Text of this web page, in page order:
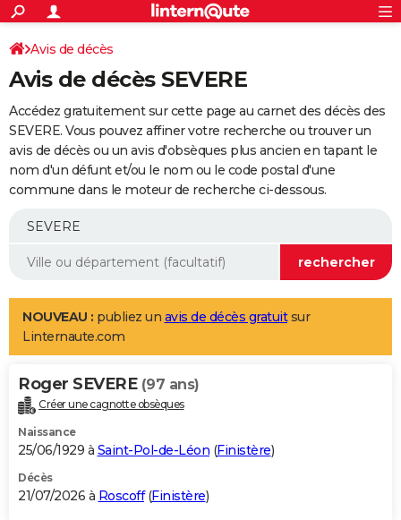
ACTUALITÉS
Politique
Société
Faits Divers
Education
Monde
Villes
+
SPORT
Coupe du monde 2026
Football
Tennis
Cyclisme
Rugby
Forum
Programme TV
TNT
Streaming
Cinéma
Sorties cinéma
Musique
+
FINANCE
Retraite
Epargne
Immobilier
Risques naturels par ville
Banque
Assurance
AUTO
Essais
Réserver un essai
Citadines
Berlines
SUV
Forum auto
+
Mobiles
Meilleur smartphone
Internet
Ordinateurs
Jeux vidéo
Guide high-tech
Aménagement intérieur
LIFESTYLE
Art de vivre
Bien-être
Loisirs
Mode
Modes de vie
Alimentation
Guide de la santé
Maladies
Médicaments
Sommeil
VOYAGE
Destinations
City break
Voyage nature
Voyage de noces
Forum
Climat
+PHOTO
GUIDES D'ACHAT
BONS PLANS
Avis de décès
Avis de décès SEVERE
Accédez gratuitement sur cette page au carnet des décès des
SEVERE. Vous pouvez affiner votre recherche ou trouver un
avis de décès ou un avis d'obsèques plus ancien en tapant le
nom d'un défunt et/ou le nom ou le code postal d'une
commune dans le moteur de recherche ci-dessous.
NOUVEAU : publiez un avis de décès gratuitsur
Linternaute.com
Roger SEVERE (97 ans)
Créer une cagnotte obsèques
Naissance
25/06/1929 à Saint-Pol-de-Léon (Finistère)
Décès
21/07/2026 à Roscoff(Finistère)